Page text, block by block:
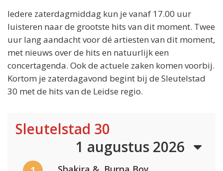
Iedere zaterdagmiddag kun je vanaf 17.00 uur
luisteren naar de grootste hits van dit moment. Twee
uur lang aandacht voor dé artiesten van dit moment,
met nieuws over de hits en natuurlijk een
concertagenda. Ook de actuele zaken komen voorbij.
Kortom je zaterdagavond begint bij de Sleutelstad
30 met de hits van de Leidse regio.
Sleutelstad 30
1 augustus 2026